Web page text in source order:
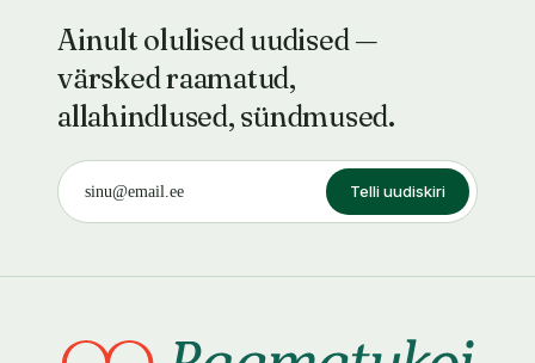
Ainult olulised uudised —
värsked raamatud,
allahindlused, sündmused.
Telli uudiskiri